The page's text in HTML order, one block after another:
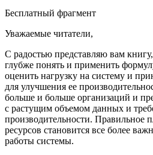
Бесплатный фрагмент
Уважаемые читатели,
С радостью представляю вам
глубже понять и применить
оценить нагрузку на систему и
для улучшения ее
больше и больше организаций и
с растущим объемом данных и
производительности. Правильное
ресурсов становится все более
работы системы.